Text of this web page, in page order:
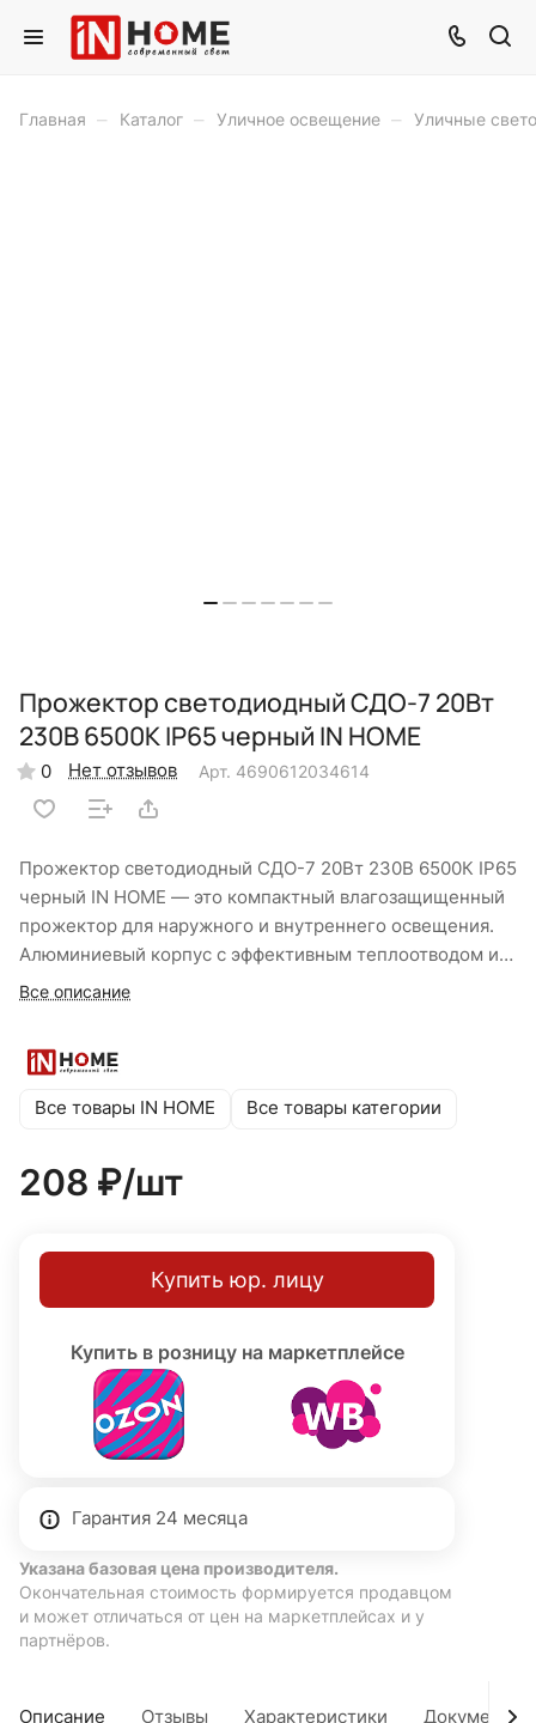
Главная – Каталог – Уличное освещение – Уличные
Прожектор светодиодный СДО-7 20Вт
230В 6500К IP65 черный IN HOME
0 Нет отзывов Арт. 4690612034614
Прожектор светодиодный СДО-7 20Вт 230В 6500К IP65
черный IN HOME — это компактный влагозащищенный
прожектор для наружного и внутреннего освещения.
Алюминиевый корпус с эффективным теплоотводом и
степенью защиты IP65 обеспечивает стабильную
угол освещения, а световой поток 1800 Лм при 20 Вт
гарантирует высокую энергоэффективность.
Все описание
Все товары IN HOME Все товары категории
208 ₽/шт
Купить юр. лицу
Купить в розницу на маркетплейсе
Гарантия 24 месяца
Указана базовая цена производителя.
Окончательная стоимость формируется продавцом
и может отличаться от цен на маркетплейсах и у
партнёров.
Описание Отзывы Характеристики Документы